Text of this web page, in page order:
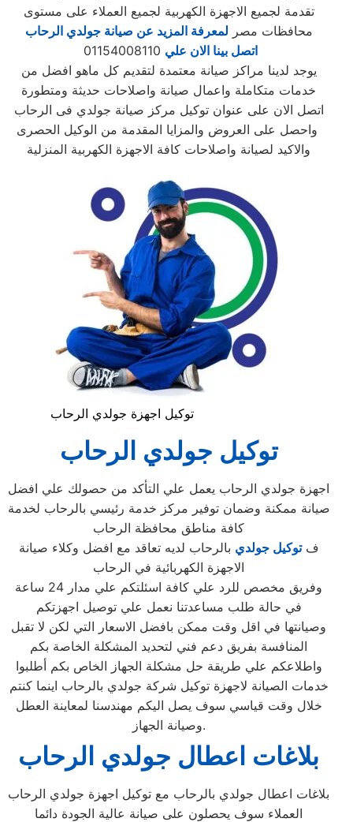
تقدمة لجميع الاجهزة الكهربية لجميع العملاء على مستوى
محافظات مصر لمعرفة المزيد عن صيانة جولدي الرحاب
اتصل بينا الان علي
يوجد لدينا مراكز صيانة معتمدة لتقديم كل ماهو افضل من
خدمات متكاملة واعمال صيانة واصلاحات حديثة ومتطورة
اتصل الان على عنوان توكيل مركز صيانة جولدي فى الرحاب
واحصل على العروض والمزايا المقدمة من الوكيل الحصرى
والاكيد لصيانة واصلاحات كافة الاجهزة الكهربية المنزلية
توكيل اجهزة جولدي الرحاب
توكيل جولدي الرحاب
اجهزة جولدي الرحاب يعمل علي التأكد من حصولك علي افضل
صيانة ممكنة وضمان توفير مركز خدمة رئيسي بالرحاب لخدمة
كافة مناطق محافظة الرحاب
فتوكيل جولدي بالرحاب لديه تعاقد مع افضل وكلاء صيانة
الاجهزة الكهربائية في الرحاب
وفريق مخصص للرد علي كافة اسئلتكم علي مدار 24 ساعة
في حالة طلب مساعدتنا نعمل علي توصيل اجهزتكم
وصيانتها في اقل وقت ممكن بافضل الاسعار التي لكن لا تقبل
المنافسة بفريق دعم فني لتحديد المشكلة الخاصة بكم
واطلاعكم علي طريقة حل مشكلة الجهاز الخاص بكم أطلبوا
خدمات الصيانة لاجهزة توكيل شركة جولدي بالرحاب اينما كنتم
خلال وقت قياسي سوف يصل اليكم مهندسنا لمعاينة العطل
وصيانة الجهاز.
بلاغات اعطال جولدي الرحاب
بلاغات اعطال جولدي بالرحاب مع توكيل اجهزة جولدي الرحاب
العملاء سوف يحصلون على صيانة عالية الجودة دائما